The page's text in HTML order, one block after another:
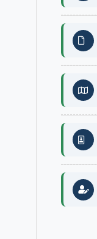
30 ივლისს,
დაავადებათა
ივლისი